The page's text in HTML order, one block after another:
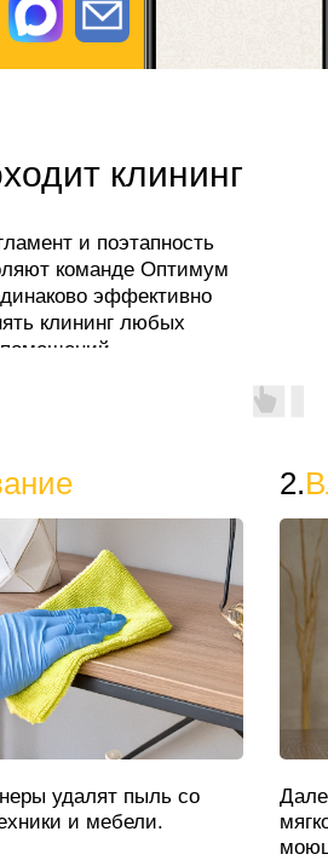
клининг
и поэтапность
команде Оптимум
эффективно
клининг любых
помещений.
удалят пыль со
и мебели.
2.